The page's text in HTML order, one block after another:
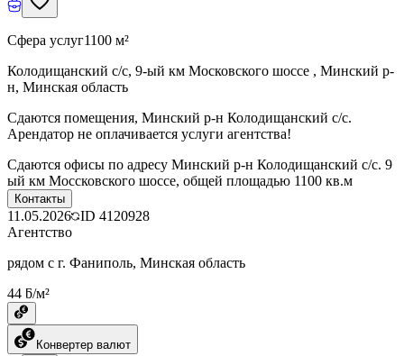
Сфера услуг1100 м²
Колодищанский с/с, 9-ый км Московского шоссе , Минский р-
н, Минская область
Сдаются помещения, Минский р-н Колодищанский с/с.
Арендатор не оплачивается услуги агентства!
Сдаются офисы по адресу Минский р-н Колодищанский с/с. 9
ый км Моссковского шоссе, общей площадью 1100 кв.м
Контакты
11.05.2026 ID 4120928
Агентство
рядом с г. Фаниполь, Минская область
44 ƃ/м²
Конвертер валют